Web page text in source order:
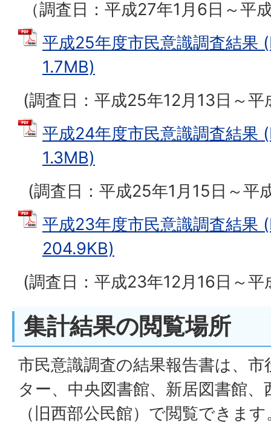
（調査日：平成27年1月6日～平
平成25年度市民意識調査結果
1.7MB)
(調査日：平成25年12月13日～
平成24年度市民意識調査結果
1.3MB)
(調査日：平成25年1月15日～平
平成23年度市民意識調査結果
204.9KB)
(調査日：平成23年12月16日～平
集計結果の閲覧場所
市民意識調査の結果報告書は、
ター、中央図書館、新居図書館
（旧西部公民館）で閲覧できます